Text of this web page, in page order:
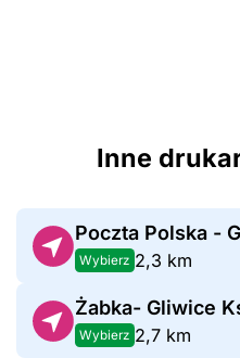
Inne
Poczta Polska -
Wybierz 2,3 km
Żabka- Gliwice
Wybierz 2,7 km